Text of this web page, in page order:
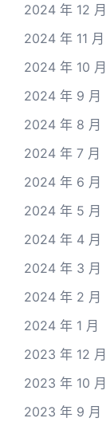
2024 年 12 月
2024 年 11 月
2024 年 10 月
2024 年 9 月
2024 年 8 月
2024 年 7 月
2024 年 6 月
2024 年 5 月
2024 年 4 月
2024 年 3 月
2024 年 2 月
2024 年 1 月
2023 年 12 月
2023 年 10 月
2023 年 9 月